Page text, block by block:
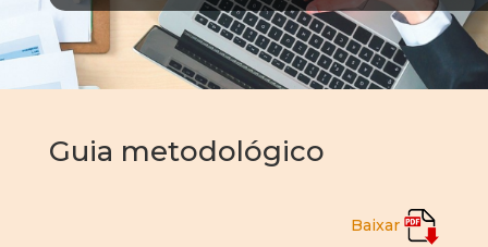
Guia metodológico
Baixar